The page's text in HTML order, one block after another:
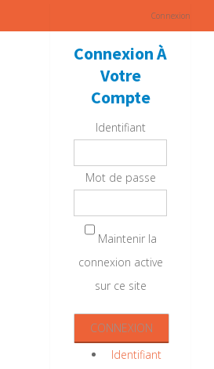
Connexion
Connexion À
Votre
Compte
Identifiant
Mot de passe
Maintenir la
connexion active
sur ce site
Identifiant